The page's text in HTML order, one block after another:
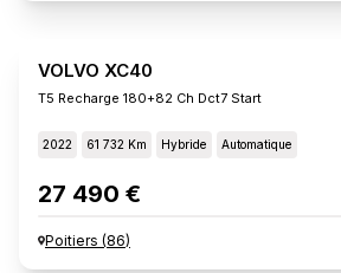
VOLVO XC40
T5 Recharge 180+82 Ch Dct7 Start
2022 61 732 Km Hybride Automatique
27 490 €
Poitiers (86)